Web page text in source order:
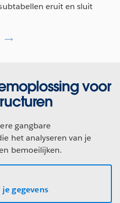
eruit en sluit
voor
gangbare
het analyseren van je
bemoeilijken.
je gegevens